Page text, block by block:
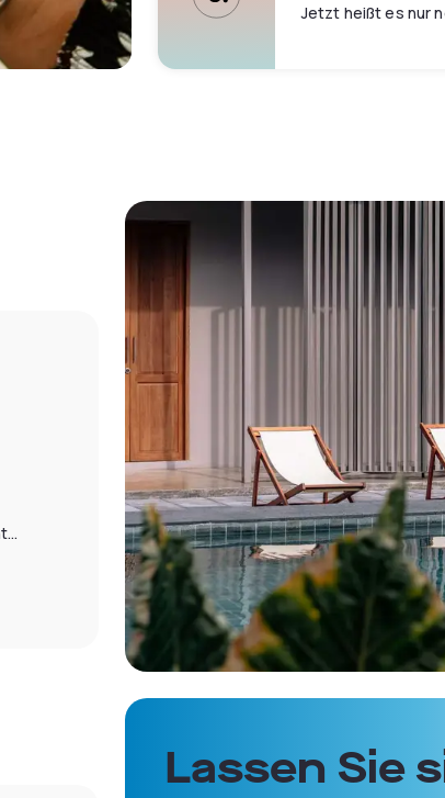
Jetzt heißt es nur
Lassen Sie